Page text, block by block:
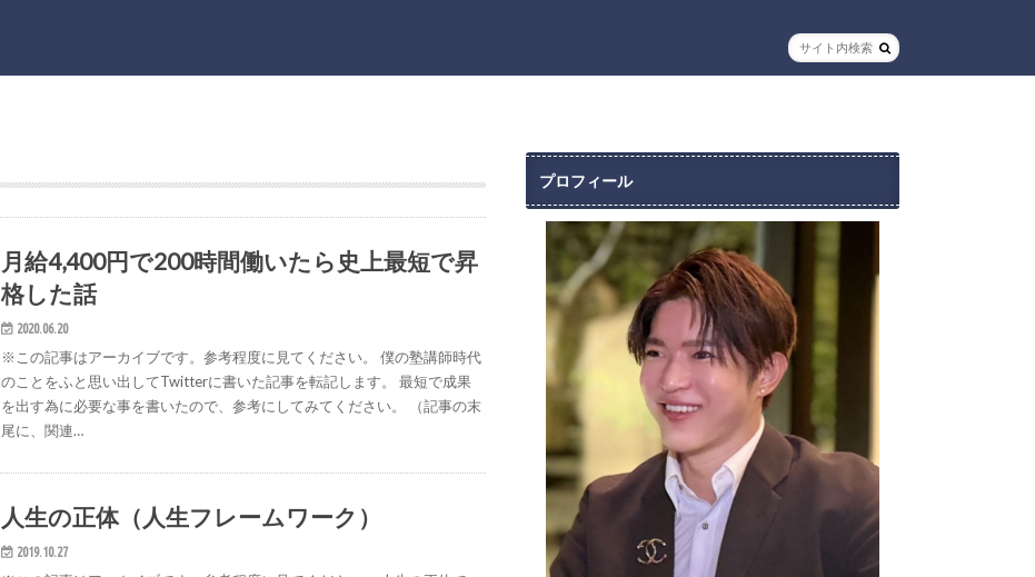
月給4,400円で200時間働いたら史上最短で昇
格した話
2020.06.20
※この記事はアーカイブです。参考程度に見てください。 僕の塾講師時代
のことをふと思い出してTwitterに書いた記事を転記します。 最短で成果
を出す為に必要な事を書いたので、参考にしてみてください。 （記事の末
尾に、関連…
人生の正体（人生フレームワーク）
2019.10.27
プロフィール